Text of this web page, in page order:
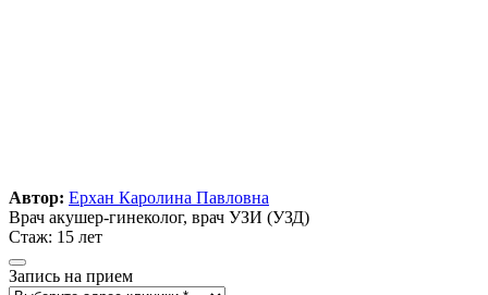
Автор: Ерхан Каролина Павловна
Врач акушер-гинеколог, врач УЗИ (УЗД)
Стаж: 15 лет
Запись на прием